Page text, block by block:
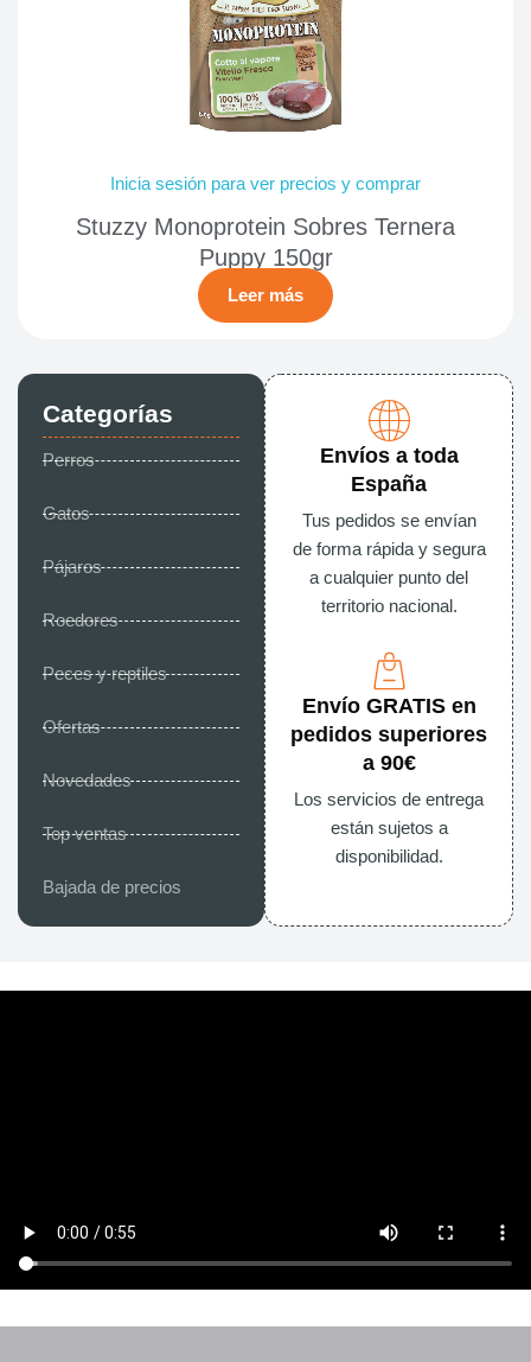
Categorías
Perros
Gatos
Pájaros
Roedores
Peces y reptiles
Ofertas
Novedades
Top ventas
Bajada de precios
Envíos a toda
España
Tus pedidos se envían
de forma rápida y segura
a cualquier punto del
territorio nacional.
Envío GRATIS en
pedidos superiores
a 90€
Los servicios de entrega
están sujetos a
disponibilidad.
Inicia sesión para ver precios y comprar
Stuzzy Monoprotein Sobres Ternera
Puppy 150gr
Leer más